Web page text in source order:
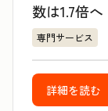
数は1.7倍へ
専門サービス
詳細を読む